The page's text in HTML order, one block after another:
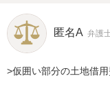
匿名A 弁護
>仮囲い部分の土地借